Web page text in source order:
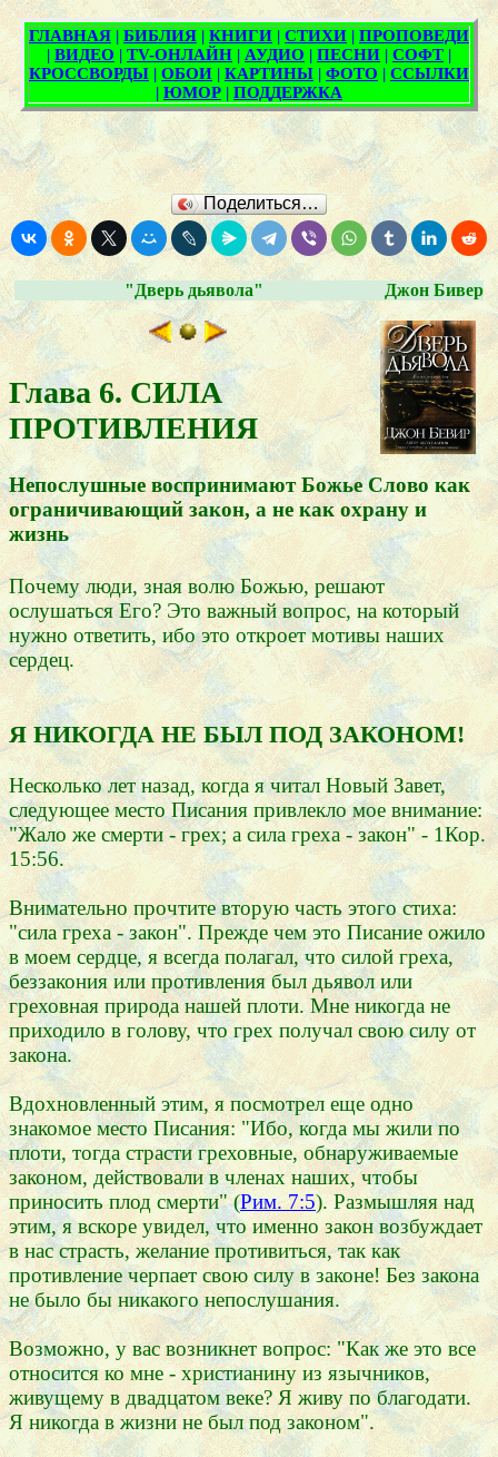
Поделиться…
"Дверь дьявола" Джон Бивер
Глава 6. СИЛА
ПРОТИВЛЕНИЯ
Непослушные воспринимают Божье Слово как
ограничивающий закон, а не как охрану и
жизнь
Почему люди, зная волю Божью, решают
ослушаться Его? Это важный вопрос, на который
нужно ответить, ибо это откроет мотивы наших
сердец.
Я НИКОГДА НЕ БЫЛ ПОД ЗАКОНОМ!
Несколько лет назад, когда я читал Новый Завет,
следующее место Писания привлекло мое внимание:
"Жало же смерти - грех; а сила греха - закон" - 1Кор.
15:56.
Внимательно прочтите вторую часть этого стиха:
"сила греха - закон". Прежде чем это Писание ожило
в моем сердце, я всегда полагал, что силой греха,
беззакония или противления был дьявол или
греховная природа нашей плоти. Мне никогда не
приходило в голову, что грех получал свою силу от
закона.
Вдохновленный этим, я посмотрел еще одно
знакомое место Писания: "Ибо, когда мы жили по
плоти, тогда страсти греховные, обнаруживаемые
законом, действовали в членах наших, чтобы
приносить плод смерти" (Рим. 7:5). Размышляя над
этим, я вскоре увидел, что именно закон возбуждает
в нас страсть, желание противиться, так как
противление черпает свою силу в законе! Без закона
не было бы никакого непослушания.
Возможно, у вас возникнет вопрос: "Как же это все
относится ко мне - христианину из язычников,
живущему в двадцатом веке? Я живу по благодати.
Я никогда в жизни не был под законом".